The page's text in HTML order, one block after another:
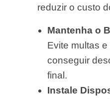
reduzir o custo
Mantenha o
Evite multas
conseguir
final.
Instale